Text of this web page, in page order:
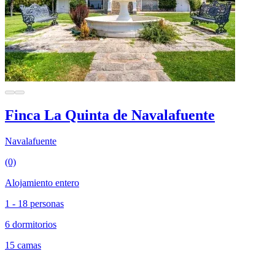
Finca La Quinta de Navalafuente
Navalafuente
(0)
Alojamiento entero
1 - 18 personas
6 dormitorios
15 camas